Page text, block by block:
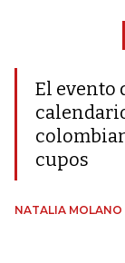
El evento
cupos
NATALIA MOLANO